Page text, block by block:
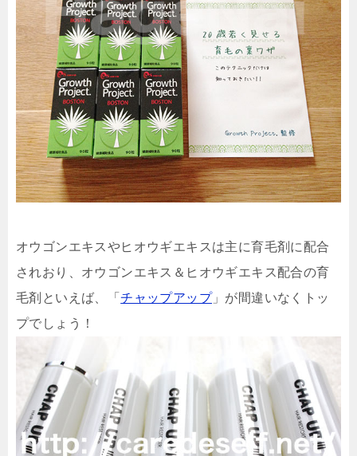
オウゴンエキスやヒオウギエキスは主に育毛剤に配合
されおり、オウゴンエキス＆ヒオウギエキス配合の育
毛剤といえば、「チャップアップ」が間違いなくトッ
プでしょう！